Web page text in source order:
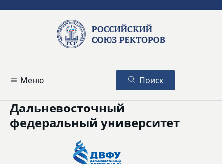
Меню Поиск
Дальневосточный
федеральный университет